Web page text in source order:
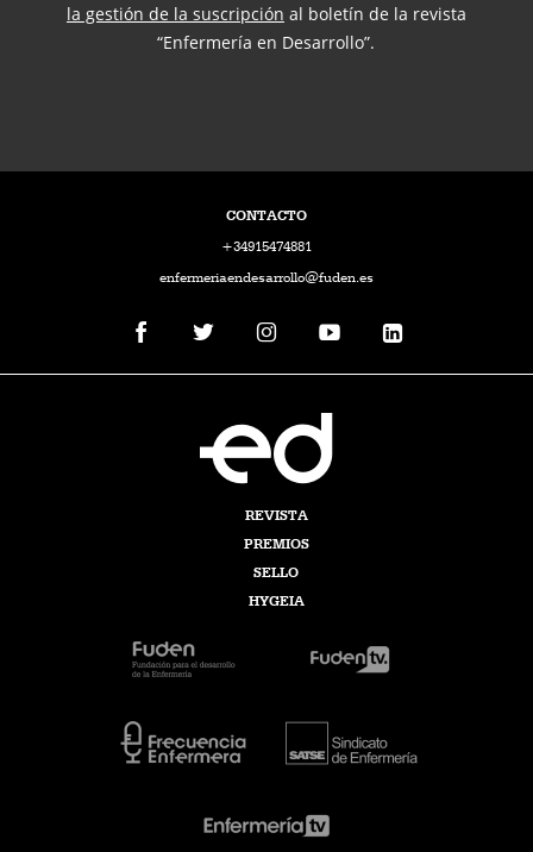
la gestión de la suscripción al boletín de la revista
“Enfermería en Desarrollo”.
CONTACTO
+34915474881
enfermeriaendesarrollo@fuden.es
REVISTA
PREMIOS
SELLO
HYGEIA